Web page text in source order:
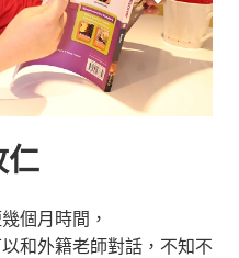
仁
個月時間，
和外籍老師對話，不知不